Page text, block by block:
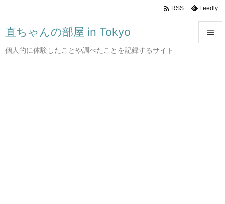
直ちゃんの部屋 in Tokyo
個人的に体験したことや調べたことを記録するサイト

 RSS Feedly